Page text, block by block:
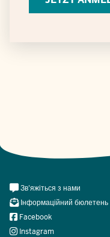
Meta
Navi
Social
Зв'яжіться з нами
Інформаційний бюлетень
Facebook
Instagram